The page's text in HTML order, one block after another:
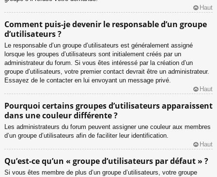
Haut
Comment puis-je devenir le responsable d’un groupe
d’utilisateurs ?
Le responsable d’un groupe d’utilisateurs est généralement assigné
lorsque les groupes d’utilisateurs sont initialement créés par un
administrateur du forum. Si vous êtes intéressé par la création d’un
groupe d’utilisateurs, votre premier contact devrait être un administrateur.
Essayez de le contacter en lui envoyant un message privé.
Haut
Pourquoi certains groupes d’utilisateurs apparaissent
dans une couleur différente ?
Les administrateurs du forum peuvent assigner une couleur aux membres
d’un groupe d’utilisateurs afin de faciliter leur identification.
Haut
Qu’est-ce qu’un « groupe d’utilisateurs par défaut » ?
Si vous êtes membre de plus d’un groupe d’utilisateurs, votre groupe